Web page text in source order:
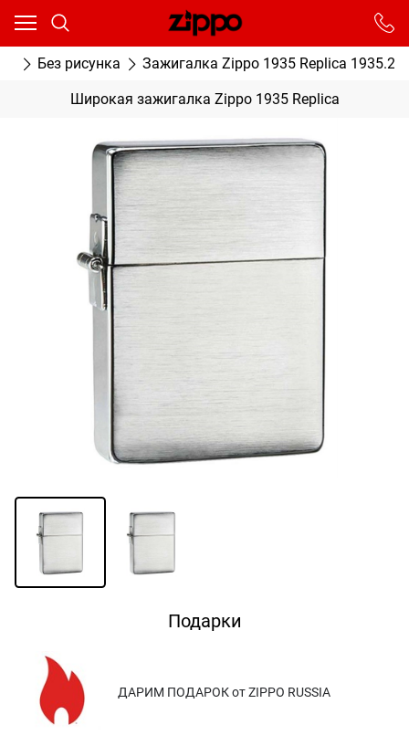
Без рисунка Зажигалка Zippo 1935 Replica 1935.25
Широкая зажигалка Zippo 1935 Replica
Подарки
ДАРИМ ПОДАРОК от ZIPPO RUSSIA
Ваш город - Москва,
От выбранного города зависят сроки доставки